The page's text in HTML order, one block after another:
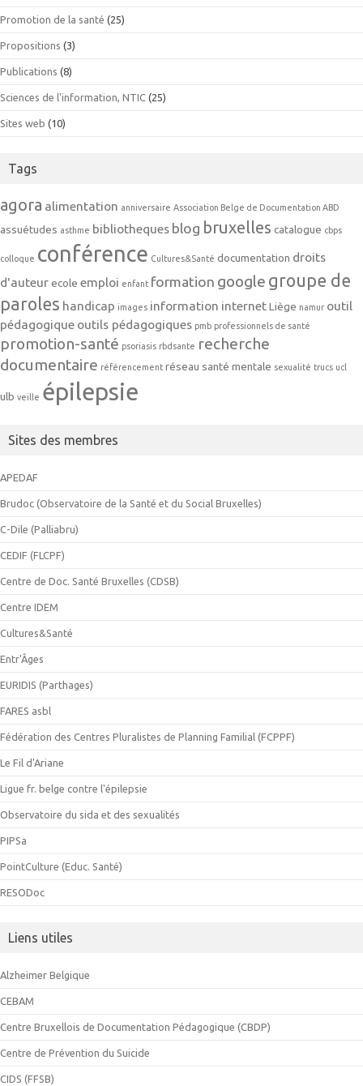
Promotion de la santé (25)
Propositions (3)
Publications (8)
Sciences de l'information, NTIC (25)
Sites web (10)
Tags
agora alimentation anniversaire Association Belge de Documentation ABD
assuétudes asthme bibliotheques blog bruxelles catalogue cbps
colloque conférence Cultures&Santé documentation droits
d'auteur ecole emploi enfant formation google groupe de
paroles handicap images information internet Liège namur outil
pédagogique outils pédagogiques pmb professionnels de santé
promotion-santé psoriasis rbdsante recherche
documentaire référencement réseau santé mentale sexualité trucs ucl
ulb veille épilepsie
Sites des membres
APEDAF
Brudoc (Observatoire de la Santé et du Social Bruxelles)
C-Dile (Palliabru)
CEDIF (FLCPF)
Centre de Doc. Santé Bruxelles (CDSB)
Centre IDEM
Cultures&Santé
Entr'Âges
EURIDIS (Parthages)
FARES asbl
Fédération des Centres Pluralistes de Planning Familial (FCPPF)
Le Fil d'Ariane
Ligue fr. belge contre l'épilepsie
Observatoire du sida et des sexualités
PIPSa
PointCulture (Educ. Santé)
RESODoc
Liens utiles
Alzheimer Belgique
CEBAM
Centre Bruxellois de Documentation Pédagogique (CBDP)
Centre de Prévention du Suicide
CIDS (FFSB)